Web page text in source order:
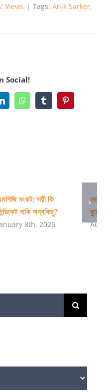
Views | Tags: Anik Sarker,
বেঁধে
Social!
LinkedInWhatsAppTumblrPinterest
সংকট: দায়ী কি
নাকি অন্যকিছু?
8th, 2026
দেশের
বুয়েটের